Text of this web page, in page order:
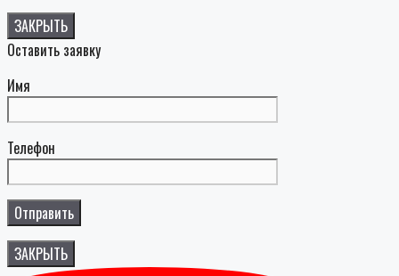
ЗАКРЫТЬ
Оставить заявку
Имя
Телефон
ЗАКРЫТЬ